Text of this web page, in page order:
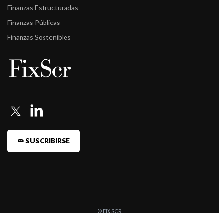
Finanzas Estructuradas
Finanzas Públicas
Finanzas Sostenibles
SUSCRIBIRSE
© FIX SCR